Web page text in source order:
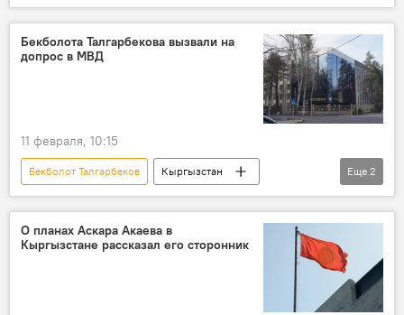
Курманкул Зулушев
Нурланбек Тургунбек уулу
Письмо 75
Первомайский районный суд
Эмилбек Узакбаев
Бекболота Талгарбекова вызвали на
допрос в МВД
11 февраля, 10:15
Бекболот Талгарбеков
Кыргызстан
допрос
МВД
Еще 2
О планах Аскара Акаева в
Кыргызстане рассказал его сторонник